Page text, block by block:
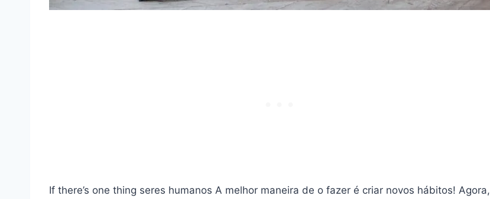
If there’s one thing seres humanos A melhor maneira de o fazer é criar novos hábitos! Agora,